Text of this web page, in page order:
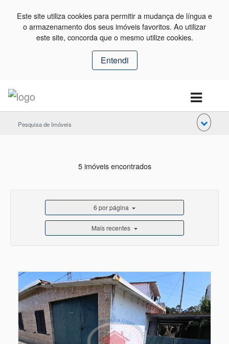
Este site utiliza cookies para permitir a mudança de língua e
o armazenamento dos seus imóveis favoritos. Ao utilizar
este site, concorda que o mesmo utilize cookies.
Entendi
Pesquisa de Imóveis
5 imóveis encontrados
6 por página
Mais recentes